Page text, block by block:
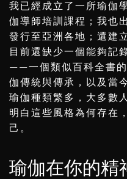
我已經成立了一所瑜伽
伽導師培訓課程；我也
發行至亞洲各地；還建
目前還缺少一個能夠記
——一個類似百科全書
伽傳統與傳承，以及當
瑜伽種類繁多，大多數
明白這些風格為何存在
己。
瑜伽在你的精